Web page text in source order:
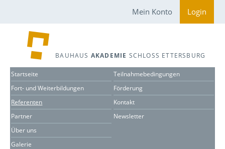
Mein Konto Login
BAUHAUS AKADEMIE SCHLOSS ETTERSBURG
Startseite
Fort- und Weiterbildungen
Referenten
Partner
Über uns
Galerie
Teilnahmebedingungen
Förderung
Kontakt
Newsletter